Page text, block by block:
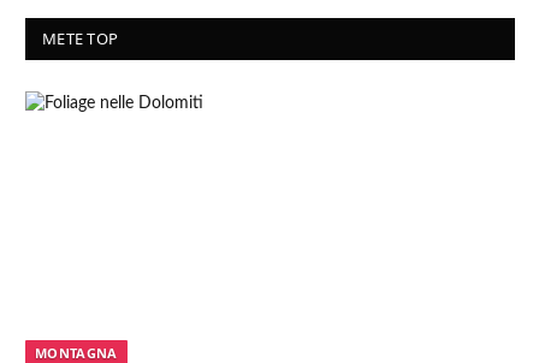
METE TOP
MONTAGNA